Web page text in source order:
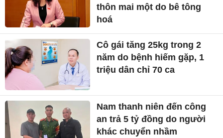
thôn mai một do bê tông
hoá
Cô gái tăng 25kg trong 2
năm do bệnh hiếm gặp, 1
triệu dân chỉ 70 ca
Nam thanh niên đến công
an trả 5 tỷ đồng do người
khác chuyển nhầm